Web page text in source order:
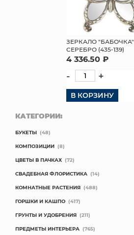
ЗЕРКАЛО "БАБОЧКА"
СЕРЕБРО (435-139)
4 336.50 ₽
- +
В КОРЗИНУ
КАТЕГОРИИ:
БУКЕТЫ (48)
КОМПОЗИЦИИ (8)
ЦВЕТЫ В ПАЧКАХ (72)
СВАДЕБНАЯ ФЛОРИСТИКА (14)
КОМНАТНЫЕ РАСТЕНИЯ (488)
ГОРШКИ И КАШПО (417)
ГРУНТЫ И УДОБРЕНИЯ (211)
ПРЕДМЕТЫ ИНТЕРЬЕРА (765)